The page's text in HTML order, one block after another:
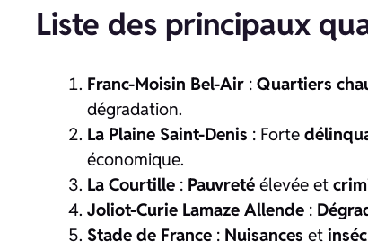
Liste des principaux
Franc-Moisin Bel-Air : Quartiers
dégradation.
La Plaine Saint-Denis : Forte
économique.
La Courtille : Pauvreté élevée et
Joliot-Curie Lamaze Allende :
Stade de France : Nuisances et